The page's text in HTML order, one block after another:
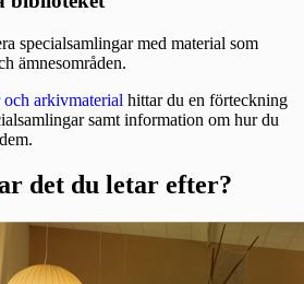
specialsamlingar med material som
ämnesområden.
arkivmaterial hittar du en förteckning
samt information om hur du
det du letar efter?